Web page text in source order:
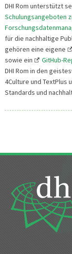
DHI Rom unterstützt
Schulungsangeboten
für die nachhaltige
gehören eine eigene
sowie ein
GitHub-
DHI Rom in den
4Culture und TextPlus
Standards und